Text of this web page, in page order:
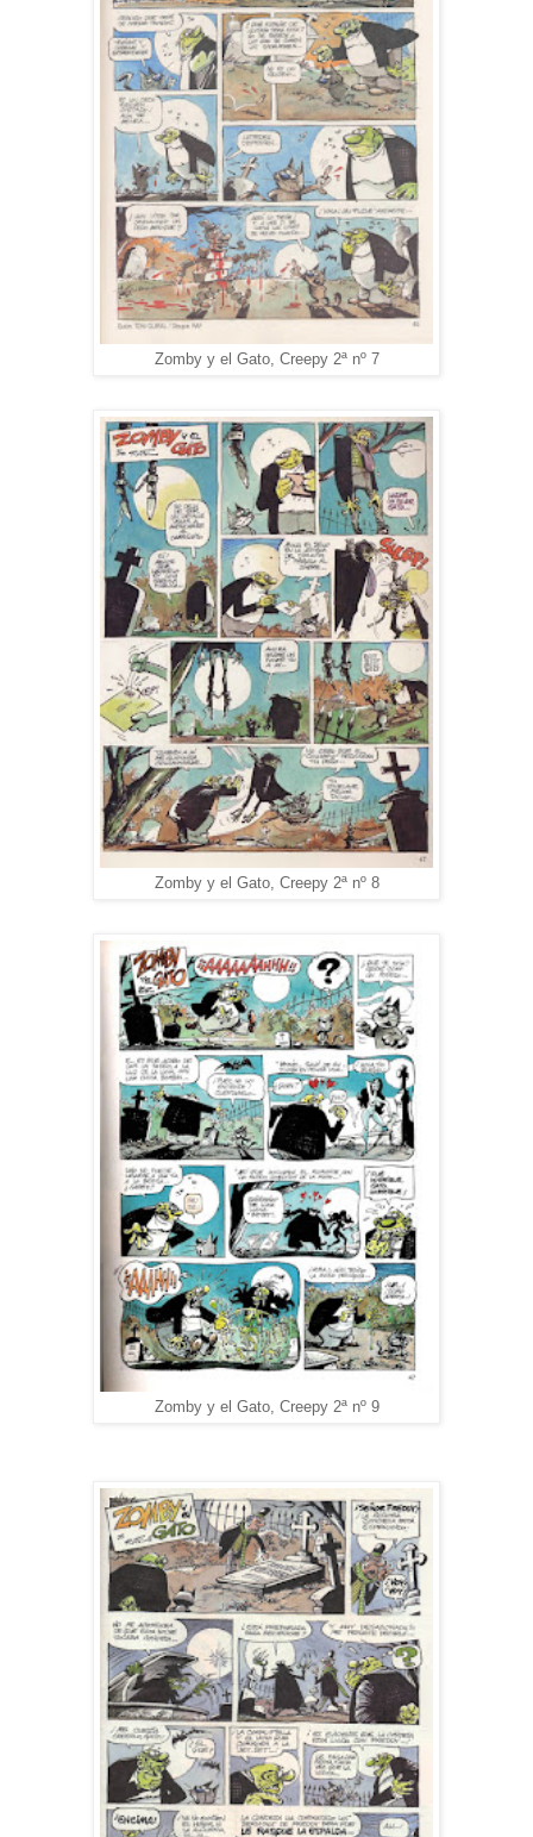
Zomby y el Gato, Creepy 2ª nº 7
Zomby y el Gato, Creepy 2ª nº 8
Zomby y el Gato, Creepy 2ª nº 9